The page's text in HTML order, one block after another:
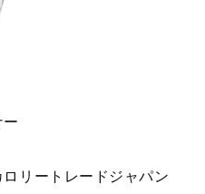
リートレードジャパン